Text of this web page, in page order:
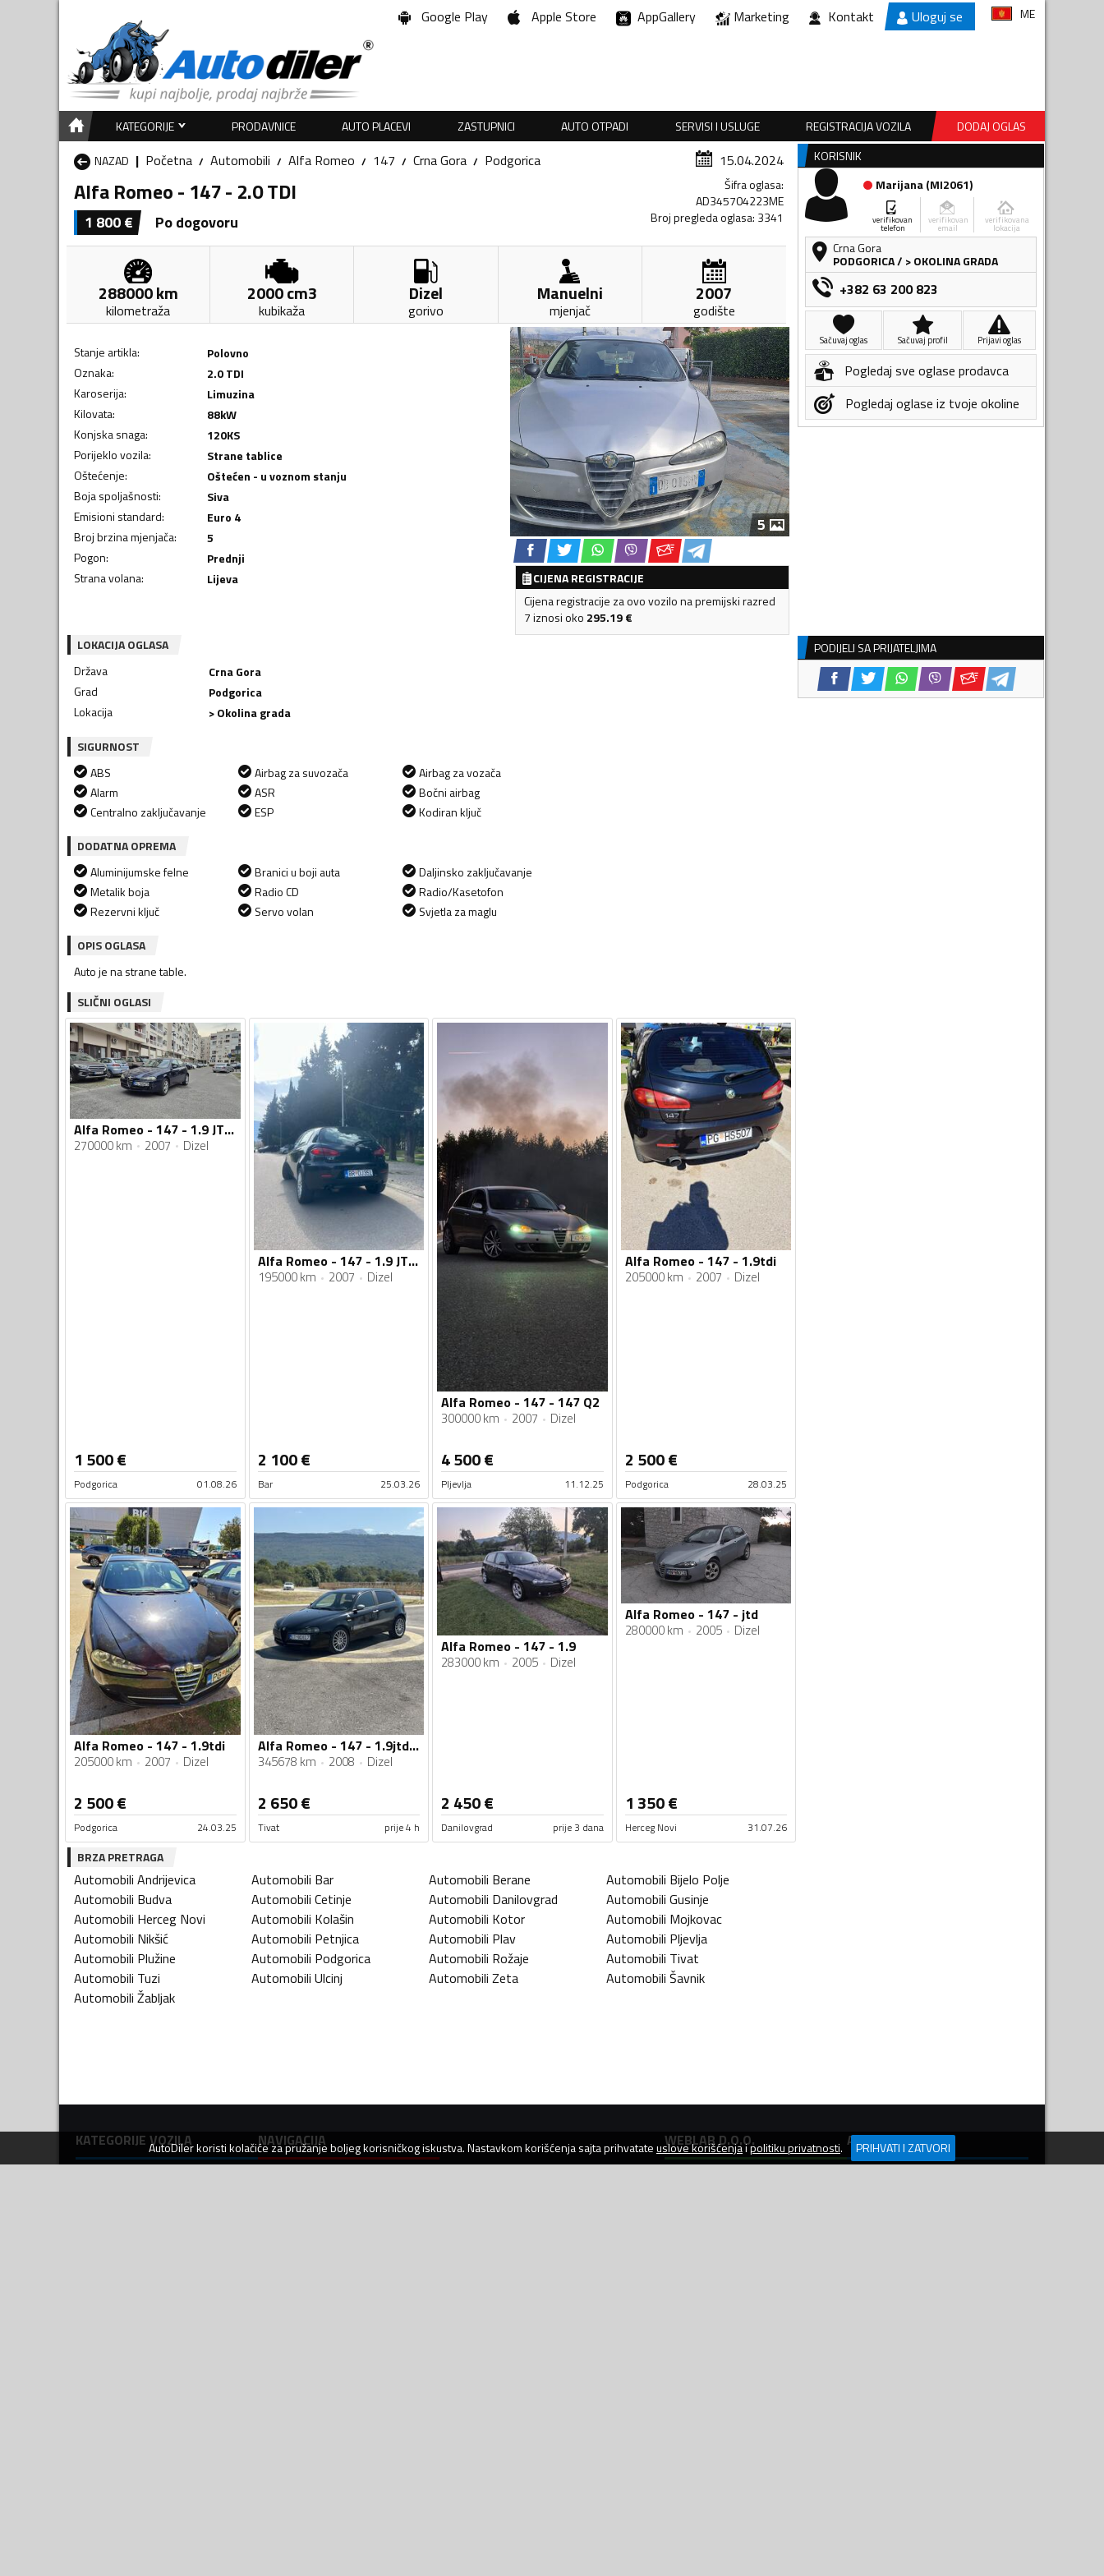
Google Play Apple Store AppGallery Marketing Kontakt Uloguj se ME
KATEGORIJE PRODAVNICE AUTO PLACEVI ZASTUPNICI AUTO OTPADI SERVISI I USLUGE REGISTRACIJA VOZILA
DODAJ OGLAS
NAZAD
Početna Automobili Alfa Romeo 147 Crna Gora Podgorica 15.04.2024
Alfa Romeo - 147 - 2.0 TDI
1 800€ Po dogovoru
Šifra oglasa:
AD345704223ME
Broj pregleda oglasa: 3341
288000km
kilometraža
2000cm3
kubikaža
Dizel
gorivo
Manuelni
mjenjač
2007
godište
Stanje artikla:
Polovno
Oznaka:
2.0 TDI
Karoserija:
Limuzina
Kilovata: 88kW
Konjska snaga: 120KS
Porijeklo vozila:
Strane tablice
Oštećenje:
Oštećen - u voznom stanju
Boja spoljašnosti:
Siva
Emisioni standard:
Euro 4
Broj brzina mjenjača:
5
Pogon:
Prednji
Strana volana: Lijeva
5
CIJENA REGISTRACIJE
Cijena registracije za ovo vozilo na premijski razred
7 iznosi oko 295.19€
LOKACIJA OGLASA
Država
Crna Gora
Grad
Podgorica
Lokacija
> Okolina grada
SIGURNOST
ABS
Alarm
Centralno zaključavanje
Airbag za suvozača
ASR
ESP
Airbag za vozača
Bočni airbag
Kodiran ključ
DODATNA OPREMA
Aluminijumske felne
Metalik boja
Rezervni ključ
Branici u boji auta
Radio CD
Servo volan
Daljinsko zaključavanje
Radio/Kasetofon
Svjetla za maglu
OPIS OGLASA
Auto je na strane table.
SLIČNI OGLASI
Alfa Romeo - 147 - 1.9 JTDM
270000 km 2007 Dizel
1 500€
Podgorica 01.08.26
Alfa Romeo - 147 - 1.9 JTDm
195000 km 2007 Dizel
2 100€
Bar 25.03.26
Alfa Romeo - 147 - 147 Q2
300000 km 2007 Dizel
4 500€
Pljevlja 11.12.25
Alfa Romeo - 147 - 1.9tdi
205000 km 2007 Dizel
2 500€
Podgorica 28.03.25
Alfa Romeo - 147 - 1.9tdi
205000 km 2007 Dizel
2 500€
Podgorica 24.03.25
Alfa Romeo - 147 - 1.9jtdm 110kw
345678 km 2008 Dizel
2 650€
Tivat prije 4 h
Alfa Romeo - 147 - 1.9
283000 km 2005 Dizel
2 450€
Danilovgrad prije 3 dana
Alfa Romeo - 147 - jtd
280000 km 2005 Dizel
1 350€
Herceg Novi 31.07.26
BRZA PRETRAGA
Automobili Andrijevica Automobili Bar Automobili Berane Automobili Bijelo Polje
Automobili Budva Automobili Cetinje Automobili Danilovgrad Automobili Gusinje
Automobili Herceg Novi Automobili Kolašin Automobili Kotor Automobili Mojkovac
Automobili Nikšić Automobili Petnjica Automobili Plav Automobili Pljevlja
Automobili Plužine Automobili Podgorica Automobili Rožaje Automobili Tivat
Automobili Tuzi Automobili Ulcinj Automobili Zeta Automobili Šavnik
Automobili Žabljak
KORISNIK
Marijana(MI2061)
verifikovan
telefon
verifikovan
email
verifikovana
lokacija
Crna Gora
PODGORICA/ > OKOLINA GRADA
+382 63 200 823
Sačuvaj oglas Sačuvaj profil Prijavi oglas
Pogledaj sve oglase prodavca
Pogledaj oglase iz tvoje okoline
PODIJELI SA PRIJATELJIMA
KATEGORIJE VOZILA
NAVIGACIJA
WEBLAB D.O.O.
APLIKACIJE
AutoDilerkoristi kolačiće za pružanje boljeg korisničkog iskustva. Nastavkom korišćenja sajta prihvatateuslove korišćenjaipolitiku privatnosti. PRIHVATI I ZATVORI